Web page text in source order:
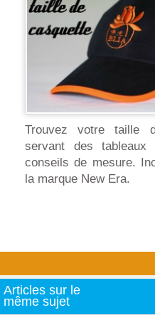
Trouvez votre taille
servant des
conseils de mesure.
la marque New Era.
Articles sur le
même sujet